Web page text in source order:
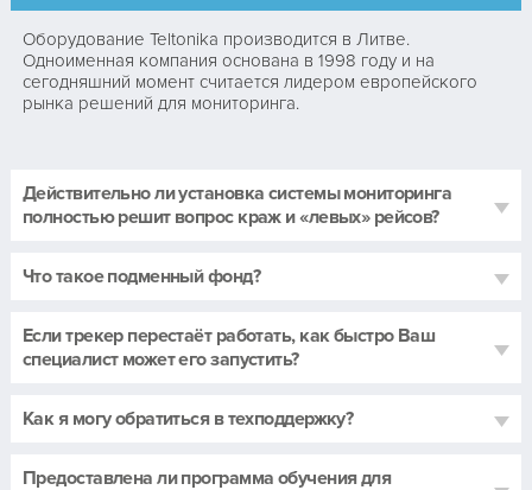
Оборудование Teltonika производится в Литве.
Одноименная компания основана в 1998 году и на
сегодняшний момент считается лидером европейского
рынка решений для мониторинга.
Действительно ли установка системы мониторинга
полностью решит вопрос краж и «левых» рейсов?
Что такое подменный фонд?
Если трекер перестаёт работать, как быстро Ваш
специалист может его запустить?
Как я могу обратиться в техподдержку?
Предоставлена ли программа обучения для